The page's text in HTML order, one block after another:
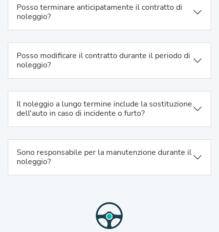
Posso terminare anticipatamente il contratto di
noleggio?
Posso modificare il contratto durante il periodo di
noleggio?
Il noleggio a lungo termine include la sostituzione
dell'auto in caso di incidente o furto?
Sono responsabile per la manutenzione durante il
noleggio?